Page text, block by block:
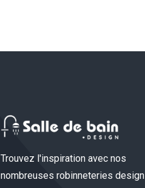
Trouvez l'inspiration avec nos
nombreuses robinneteries design